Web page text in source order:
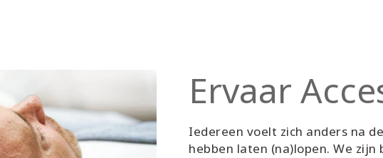
Ervaar
Iedereen voelt zich anders na
hebben laten (na)lopen. We